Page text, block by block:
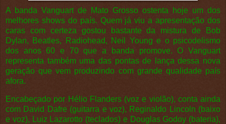
A banda Vanguart de Mato Grosso ostenta hoje um dos
melhores shows do país. Quem já viu a apresentação dos
caras com certeza gostou bastante da mistura de Bob
Dylan, Beatles, Radiohead, Neil Young e o psicodelismo
dos anos 60 e 70 que a banda promove. O Vanguart
representa também uma das pontas de lança dessa nova
geração que vem produzindo com grande qualidade país
afora.
Encabeçado por Hélio Flanders (voz e violão), conta ainda
com David Dafre (guitarra e voz), Reginaldo Lincoln (baixo
e voz), Luiz Lazarotto (teclados) e Douglas Godoy (bateria),